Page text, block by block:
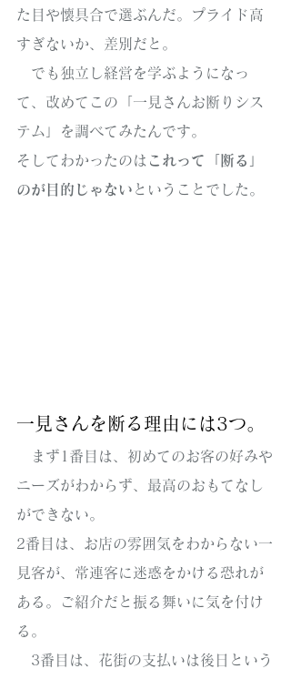
た目や懐具合で選ぶんだ。プライド高
すぎないか、差別だと。
でも独立し経営を学ぶようになっ
て、改めてこの「一見さんお断りシス
テム」を調べてみたんです。
そしてわかったのは これって「断る」
のが目的じゃない ということでした。
一見さんを断る理由には3つ。
まず1番目は、初めてのお客の好みや
ニーズがわからず、最高のおもてなし
ができない。
2番目は、お店の雰囲気をわからない一
見客が、常連客に迷惑をかける恐れが
ある。ご紹介だと振る舞いに気を付け
る。
3番目は、花街の支払いは後日という